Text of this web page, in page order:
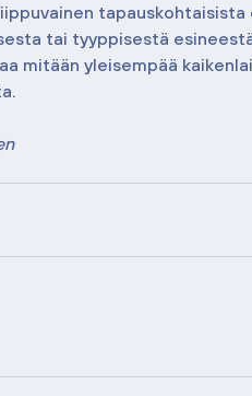
tapauskohtaisista
tai tyyppisestä
mitään yleisempää